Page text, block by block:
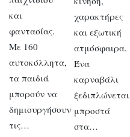
και
φαντασίας.
Με 160
αυτοκόλλητα,
τα παιδιά
μπορούν να
δημιουργήσουν
τις…
χαρακτήρες
και εξωτική
ατμόσφαιρα.
Ένα
καρναβάλι
ξεδιπλώνεται
μπροστά
στα…